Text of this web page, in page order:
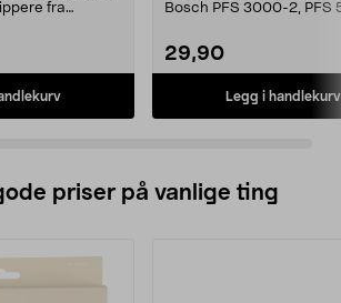
fra
Bosch PFS 3000-2, PFS
29,90
Legg i handlekurv
priser på vanlige ting